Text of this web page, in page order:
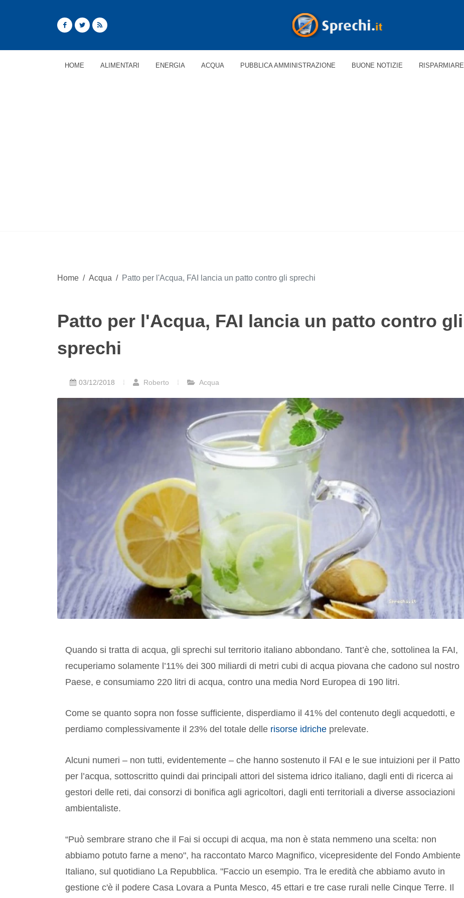
HOME ALIMENTARI ENERGIA ACQUA PUBBLICA AMMINISTRAZIONE BUONE NOTIZIE RISPARMIARE
Home / Acqua / Patto per l'Acqua, FAI lancia un patto contro gli sprechi
Patto per l'Acqua, FAI lancia un patto contro gli
sprechi
03/12/2018 Roberto Acqua
Quando si tratta di acqua, gli sprechi sul territorio italiano abbondano. Tant’è che, sottolinea la FAI,
recuperiamo solamente l’11% dei 300 miliardi di metri cubi di acqua piovana che cadono sul nostro
Paese, e consumiamo 220 litri di acqua, contro una media Nord Europea di 190 litri.
Come se quanto sopra non fosse sufficiente, disperdiamo il 41% del contenuto degli acquedotti, e
perdiamo complessivamente il 23% del totale delle risorse idriche prelevate.
Alcuni numeri – non tutti, evidentemente – che hanno sostenuto il FAI e le sue intuizioni per il Patto
per l’acqua, sottoscritto quindi dai principali attori del sistema idrico italiano, dagli enti di ricerca ai
gestori delle reti, dai consorzi di bonifica agli agricoltori, dagli enti territoriali a diverse associazioni
ambientaliste.
“Può sembrare strano che il Fai si occupi di acqua, ma non è stata nemmeno una scelta: non
abbiamo potuto farne a meno", ha raccontato Marco Magnifico, vicepresidente del Fondo Ambiente
Italiano, sul quotidiano La Repubblica. "Faccio un esempio. Tra le eredità che abbiamo avuto in
gestione c'è il podere Casa Lovara a Punta Mesco, 45 ettari e tre case rurali nelle Cinque Terre. Il